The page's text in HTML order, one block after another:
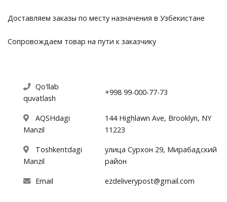
Доставляем заказы по месту назначения в Узбекистане
Сопровождаем товар на пути к заказчику
Qo'llab
quvatlash
+998 99-000-77-73
AQSHdagi
Manzil
144 Highlawn Ave, Brooklyn, NY
11223
Toshkentdagi
Manzil
улица Сурхон 29, Мирабадский
район
Email ezdeliverypost@gmail.com